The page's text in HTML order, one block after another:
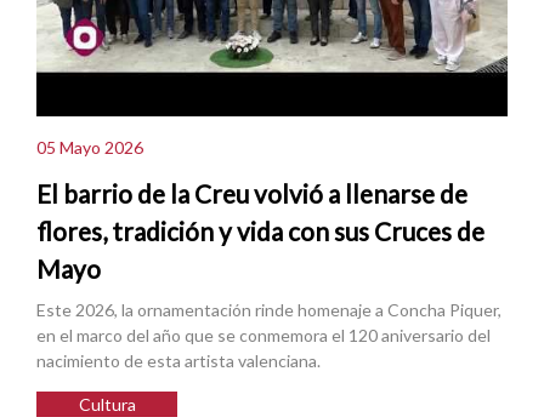
05 Mayo 2026
El barrio de la Creu volvió a llenarse de
flores, tradición y vida con sus Cruces de
Mayo
Este 2026, la ornamentación rinde homenaje a Concha Piquer,
en el marco del año que se conmemora el 120 aniversario del
nacimiento de esta artista valenciana.
Cultura